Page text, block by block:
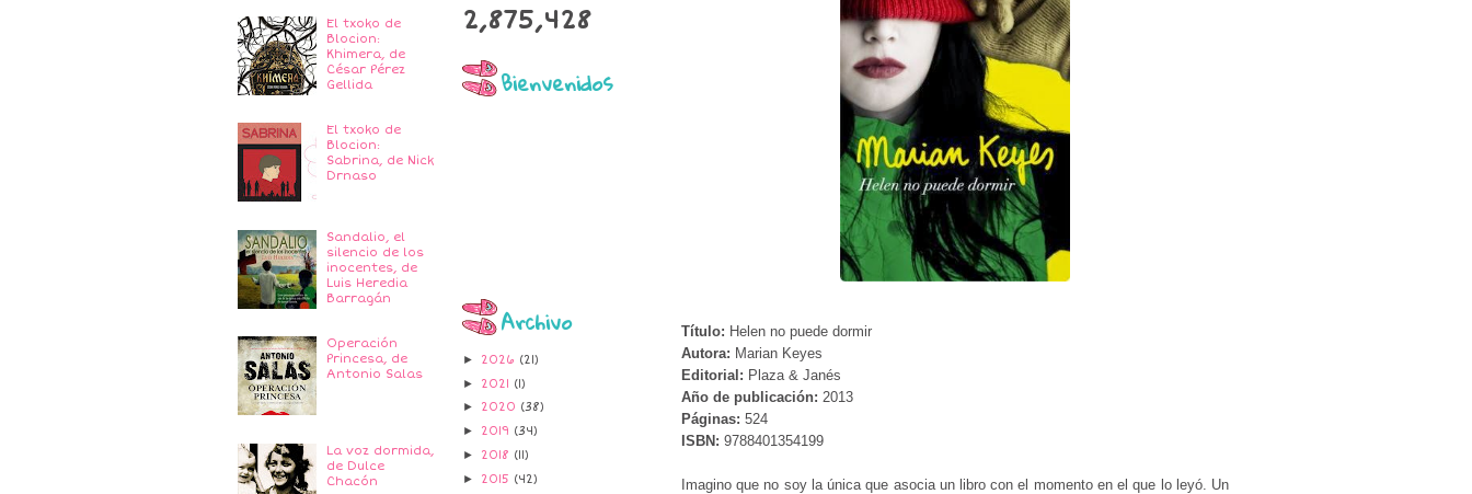
El txoko de
Blocion:
Khimera, de
César Pérez
Gellida
El txoko de
Blocion:
Sabrina, de Nick
Drnaso
Sandalio, el
silencio de los
inocentes, de
Luis Heredia
Barragán
Operación
Princesa, de
Antonio Salas
La voz dormida,
de Dulce
Chacón
2,875,428
Bienvenidos
Archivo
► 2026 (21)
► 2021 (1)
► 2020 (38)
► 2019 (34)
► 2018 (11)
► 2015 (42)
Título: Helen no puede dormir
Autora: Marian Keyes
Editorial: Plaza & Janés
Año de publicación: 2013
Páginas: 524
ISBN: 9788401354199
Imagino que no soy la única que asocia un libro con el momento en el que lo leyó. Un